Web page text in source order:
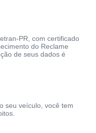
PR, com certificado
do Reclame
de seus dados é
seu veículo, você tem